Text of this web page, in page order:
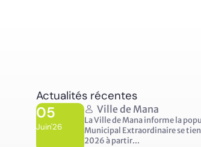
Actualités récentes
05
Juin'26
Ville de Mana
La Ville de Mana informe la
Municipal Extraordinaire se
2026 à partir...